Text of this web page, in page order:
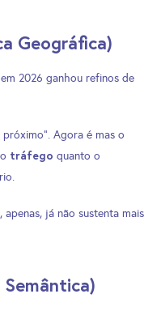
Geográfica)
2026 ganhou refinos de
Agora é mas o
tráfego quanto o
já não sustenta mais